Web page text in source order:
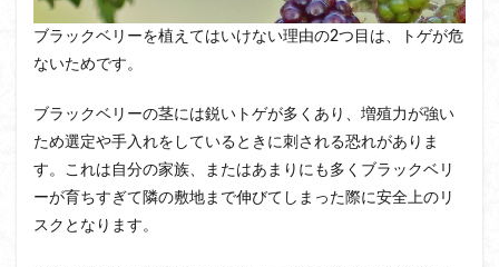
ブラックベリーを植えてはいけない理由の2つ目は、トゲが危
ないためです。
ブラックベリーの茎には鋭いトゲが多くあり、増殖力が強い
ため選定や手入れをしているときに刺される恐れがありま
す。これは自分の家族、またはあまりにも多くブラックベリ
ーが育ちすぎて隣の敷地まで伸びてしまった際に安全上のリ
スクとなります。